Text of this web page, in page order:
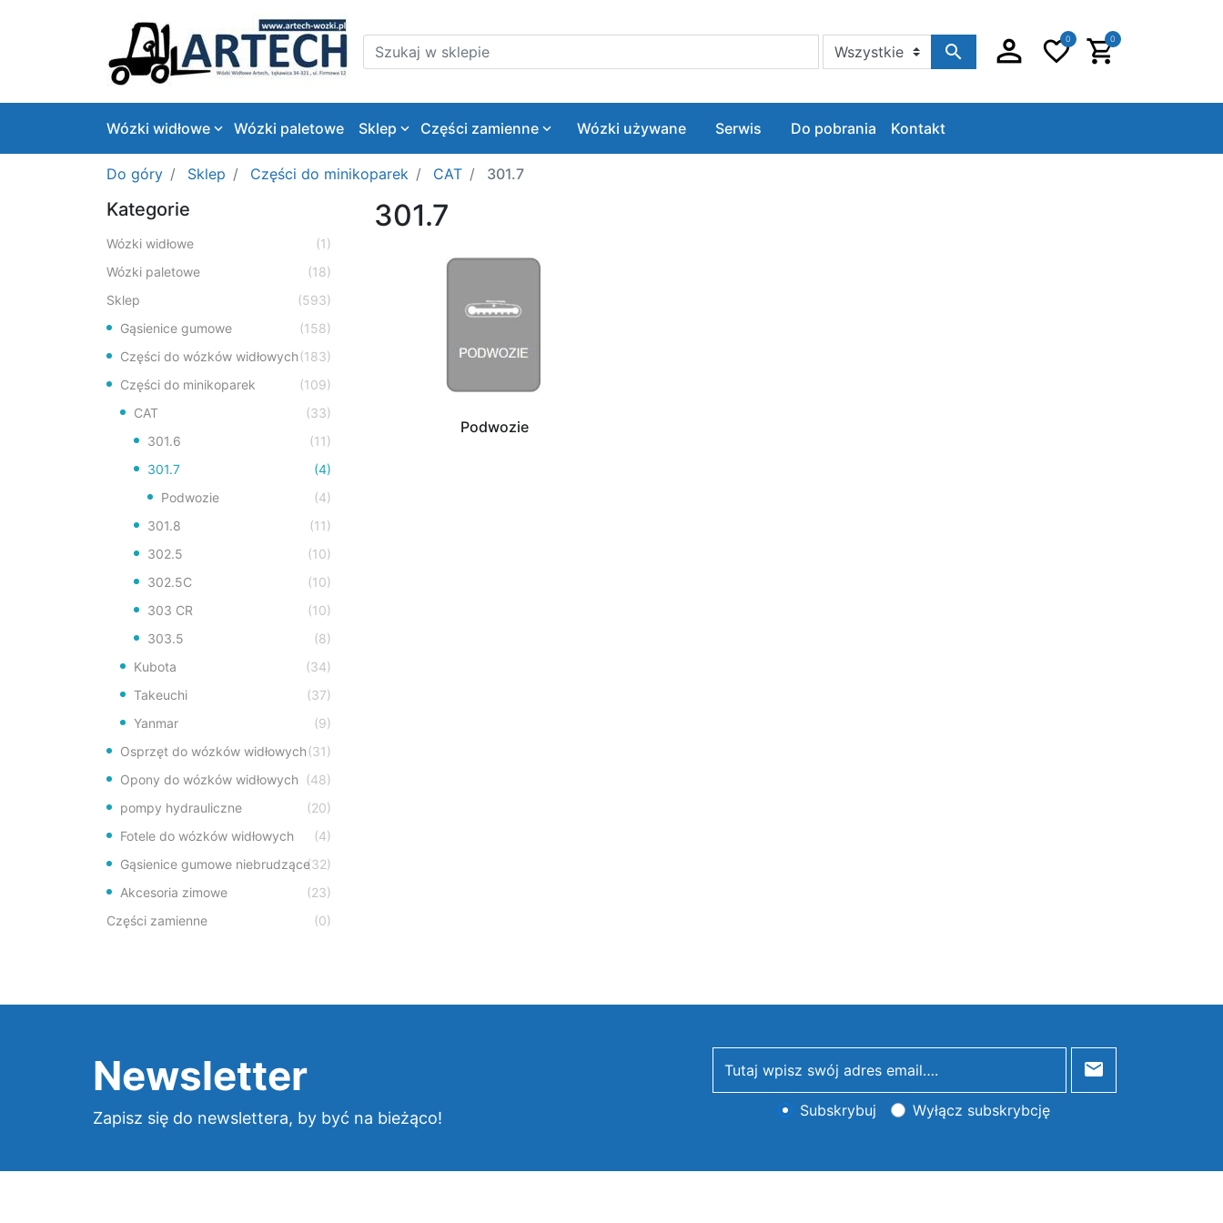
Szukaj w sklepie
Szukaj w sklepie
0 0
Wózki widłowe Wózki paletowe Sklep Części zamienne Wózki używane Serwis Do pobrania Kontakt
Do góry Sklep Części do minikoparek CAT 301.7
Kategorie
Wózki widłowe
(1)
Wózki paletowe
(18)
Sklep
(593)
Gąsienice gumowe
(158)
Części do wózków widłowych(183)
Części do minikoparek
(109)
CAT
(33)
301.6
(11)
301.7
(4)
Podwozie
(4)
301.8
(11)
302.5
(10)
302.5C
(10)
303 CR
(10)
303.5
(8)
Kubota
(34)
Takeuchi
(37)
Yanmar
(9)
Osprzęt do wózków widłowych(31)
Opony do wózków widłowych (48)
pompy hydrauliczne
(20)
Fotele do wózków widłowych
(4)
Gąsienice gumowe niebrudzące(32)
Akcesoria zimowe
(23)
Części zamienne
(0)
301.7
Podwozie
Newsletter
Zapisz się do newslettera, by być na bieżąco!
newsletter
Subskrybuj Wyłącz subskrybcję